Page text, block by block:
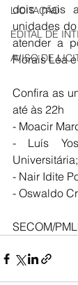
LICITAÇÃO
EDITAL DE
AVISO DE
dois mais
unidades
atender a
Florais Léa
Confira as
até às 22h
- Moacir
- Luís
Universitária;
- Nair Idite
- Oswaldo
SECOM/